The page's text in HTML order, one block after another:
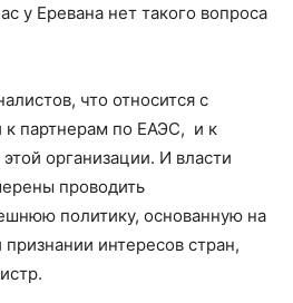
у Еревана нет такого вопроса
что относится с
партнерам по ЕАЭС, и к
организации. И власти
проводить
политику, основанную на
интересов стран,